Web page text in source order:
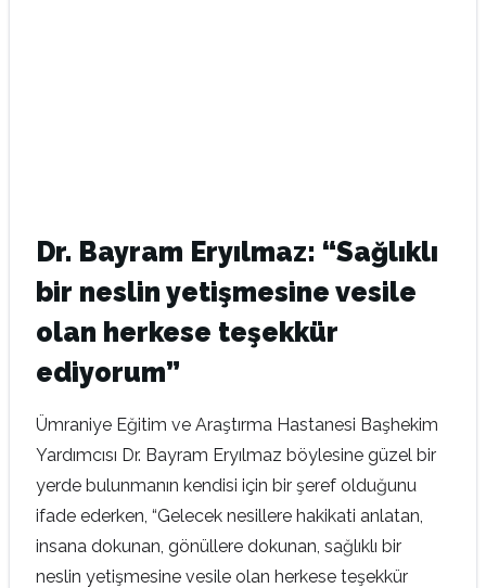
Dr. Bayram Eryılmaz: “Sağlıklı
bir neslin yetişmesine vesile
olan herkese teşekkür
ediyorum”
Ümraniye Eğitim ve Araştırma Hastanesi Başhekim
Yardımcısı Dr. Bayram Eryılmaz böylesine güzel bir
yerde bulunmanın kendisi için bir şeref olduğunu
ifade ederken, “Gelecek nesillere hakikati anlatan,
insana dokunan, gönüllere dokunan, sağlıklı bir
neslin yetişmesine vesile olan herkese teşekkür